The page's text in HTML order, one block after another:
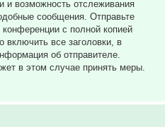
и возможность отслеживания
сообщения. Отправьте
с полной копией
включить все заголовки, в
об отправителе.
в этом случае принять меры.